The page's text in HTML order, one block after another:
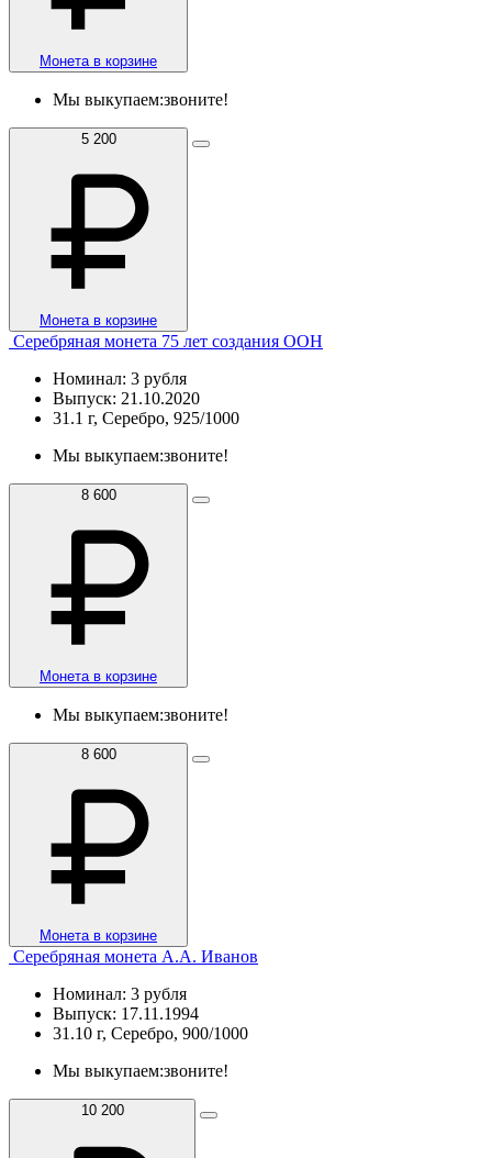
Монета в корзине
Мы выкупаем:звоните!
5 200
Монета в корзине
Серебряная монета 75 лет создания ООН
Номинал: 3 рубля
Выпуск: 21.10.2020
31.1 г, Серебро, 925/1000
Мы выкупаем:звоните!
8 600
Монета в корзине
Мы выкупаем:звоните!
8 600
Монета в корзине
Серебряная монета А.А. Иванов
Номинал: 3 рубля
Выпуск: 17.11.1994
31.10 г, Серебро, 900/1000
Мы выкупаем:звоните!
10 200